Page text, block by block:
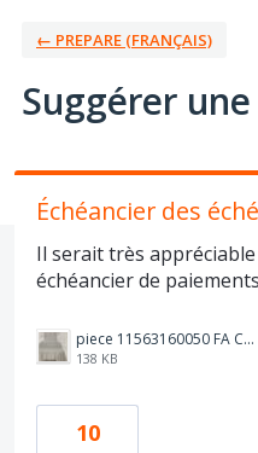
← PREPARE (FRANÇAIS)
Suggérer
Échéancier des
Il serait très
échéancier de
piece 11563160050 FA CONTRAT SEPSAD TELESURVEILLANCE 220723.jpg
138 KB
10